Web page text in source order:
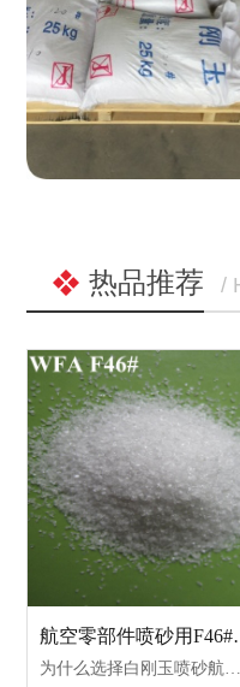
热品推荐 /
航空零
为什么选择白刚玉喷砂航空零部件 一、超高纯度，杜绝铁污染 二、莫氏 9 级高硬度 + 自锐性，适配航空难加工合金 三、不会造成基材渗硅......